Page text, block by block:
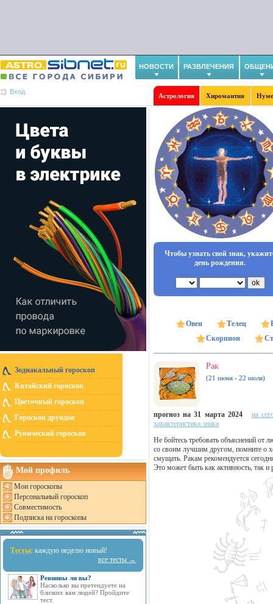
НОВОСТИ РАЗВЛЕЧЕНИЯ
Вход
Астрология Хиромантия
Зодиакальный гороскоп
Китайский гороскоп
Цветочный гороскоп
Гороскоп друидов
Рунический гороскоп
Мой профиль
Мои гороскопы
Персональный гороскоп
Совместимость
Подписка на гороскопы
Тесты: каждую неделю новый!
все тесты →
Ревнивы ли вы?
Насколько вы претендуете на
близких вам людей? Пройдите
тест.
Чтобы узнать свой знак,
день рождения.
Овен Телец
Скорпион
Рак
(21 июня - 22 июля)
прогноз на 31 марта 2024
на
характеристика знака
Не бойтесь требовать объяснений от
со своим лучшим другом, помните о
смущать. Ракам рекомендуется
Это может быть как активность, так и